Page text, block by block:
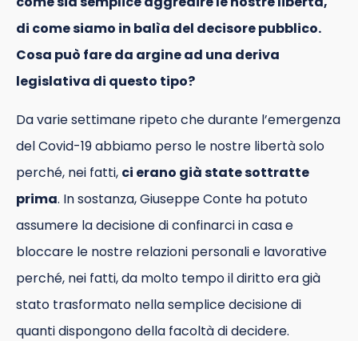
di come siamo in balìa del decisore pubblico.
Cosa può fare da argine ad una deriva
legislativa di questo tipo?
Da varie settimane ripeto che durante l’emergenza
del Covid-19 abbiamo perso le nostre libertà solo
perché, nei fatti, ci erano già state sottratte
prima. In sostanza, Giuseppe Conte ha potuto
assumere la decisione di confinarci in casa e
bloccare le nostre relazioni personali e lavorative
perché, nei fatti, da molto tempo il diritto era già
stato trasformato nella semplice decisione di
quanti dispongono della facoltà di decidere.